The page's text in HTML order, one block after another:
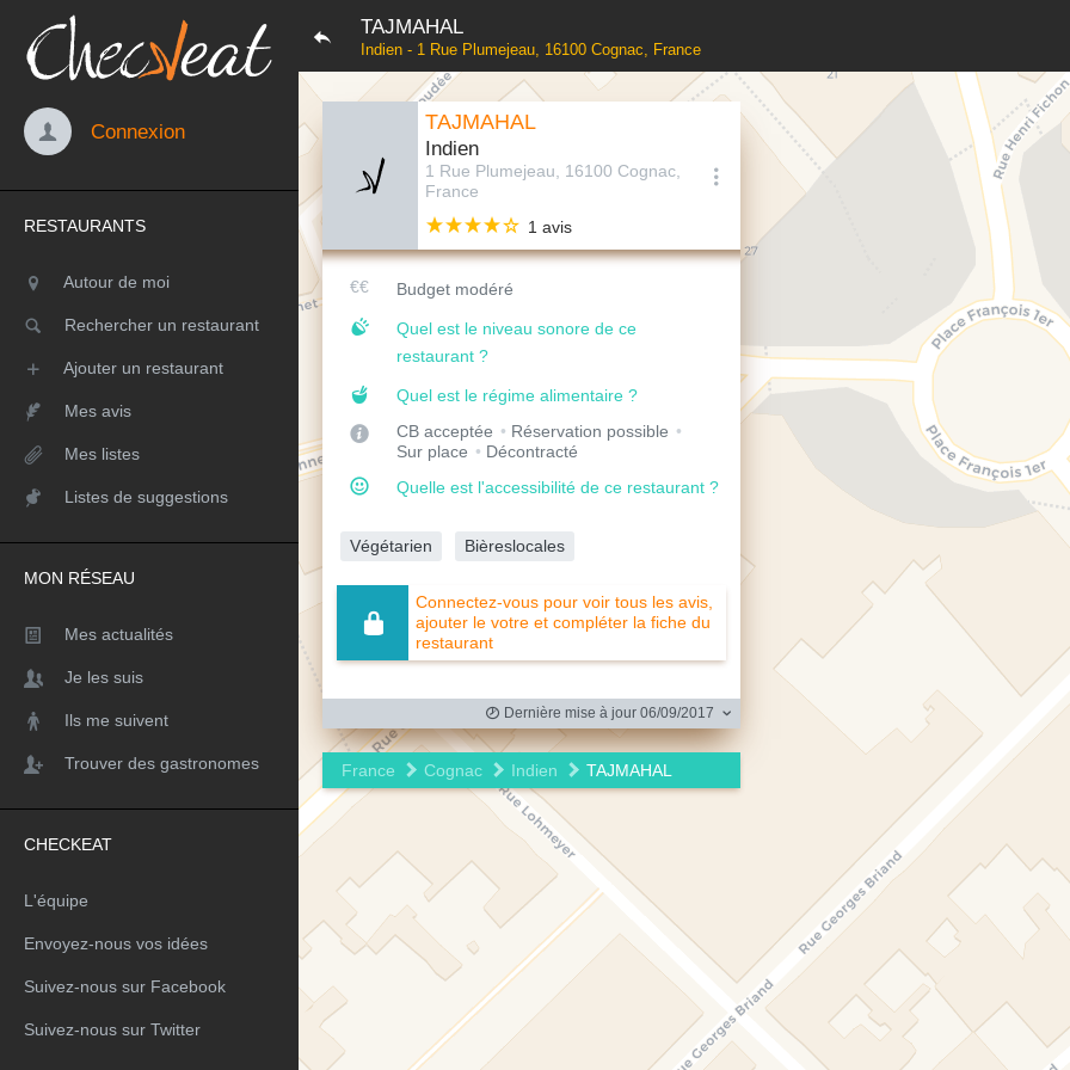
TAJMAHAL
Indien - 1 Rue Plumejeau, 16100 Cognac, France
Connexion
RESTAURANTS
Autour de moi
Rechercher un restaurant
Ajouter un restaurant
Mes avis
Mes listes
Listes de suggestions
MON RÉSEAU
Mes actualités
Je les suis
Ils me suivent
Trouver des gastronomes
CHECKEAT
L'équipe
Envoyez-nous vos idées
Suivez-nous sur Facebook
Suivez-nous sur Twitter
TAJMAHAL
Indien
1 Rue Plumejeau, 16100 Cognac,
France
1 avis
Budget modéré
Quel est le niveau sonore de ce
restaurant ?
Quel est le régime alimentaire ?
CB acceptée
Réservation possible
Sur place
Décontracté
Quelle est l'accessibilité de ce restaurant ?
Végétarien Bièreslocales
Connectez-vous pour voir tous les avis,
ajouter le votre et compléter la fiche du
restaurant
Dernière mise à jour 06/09/2017
France Cognac Indien TAJMAHAL